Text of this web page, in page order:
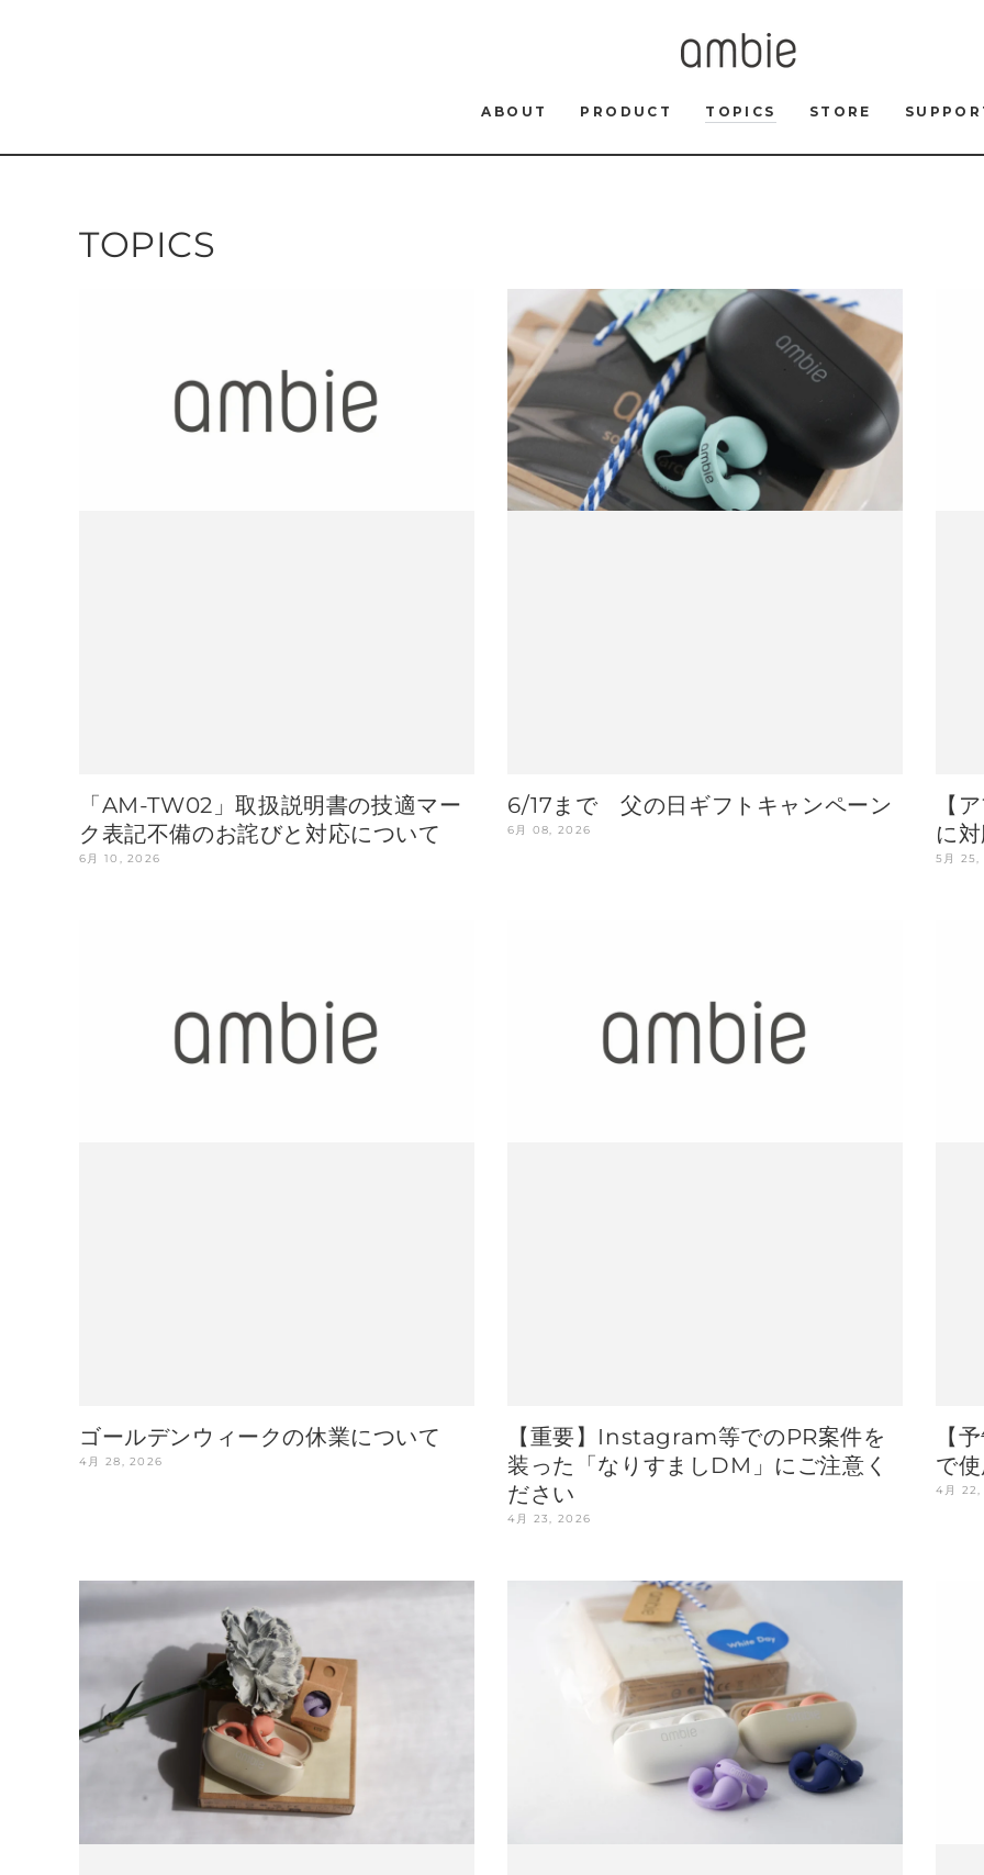
ABOUT PRODUCT TOPICS STORE
TOPICS
「AM-TW02」取扱説明書の技適マー
ク表記不備のお詫びと対応について
6月 10, 2026
6/17まで 父の日ギフトキャンペーン
6月 08, 2026
【
に
5月
ゴールデンウィークの休業について
4月 28, 2026
【重要】Instagram等でのPR案件を
装った「なりすましDM」にご注意く
ださい
4月 23, 2026
【
で
4月